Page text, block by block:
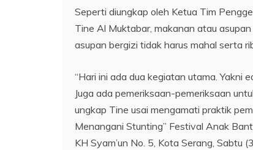
Seperti diungkap oleh Ketua Tim
Tine Al Muktabar, makanan atau
asupan bergizi tidak harus mahal serta
“Hari ini ada dua kegiatan utama. Yakni
Juga ada pemeriksaan-pemeriksaan
ungkap Tine usai mengamati praktik
Menangani Stunting” Festival Anak
KH Syam’un No. 5, Kota Serang, Sabtu